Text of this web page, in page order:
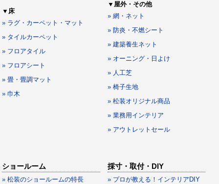
▼床
» ラグ・カーペット・マット
» タイルカーペット
» フロアタイル
» フロアシート
» 畳・畳調マット
» 巾木
▼屋外・その他
» 網・ネット
» 防炎・不燃シート
» 建築養生ネット
» オーニング・日よけ
» 人工芝
» 椅子生地
» 松装オリジナル商品
» 業務用インテリア
» アウトレットセール
ショールーム
» 松装のショールームの特長
採寸・取付・DIY
» プロが教える！インテリアDIY